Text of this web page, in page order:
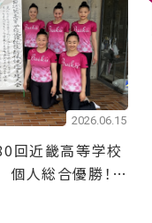
2026.06.15
回近畿高等学校
個人総合優勝！